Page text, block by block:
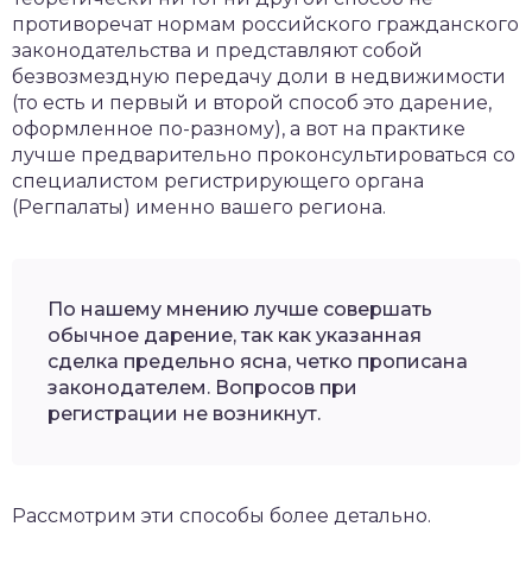
противоречат нормам российского гражданского
законодательства и представляют собой
безвозмездную передачу доли в недвижимости
(то есть и первый и второй способ это дарение,
оформленное по-разному), а вот на практике
лучше предварительно проконсультироваться со
специалистом регистрирующего органа
(Регпалаты) именно вашего региона.
По нашему мнению лучше совершать
обычное дарение, так как указанная
сделка предельно ясна, четко прописана
законодателем. Вопросов при
регистрации не возникнут.
Рассмотрим эти способы более детально.